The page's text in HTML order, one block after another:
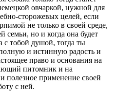
овчаркой, нужной для
сторожевых целей, если
не только в своей среде,
семьи, но и когда она будет
с тобой душой, тогда ты
и истинную радость и
право и основания на
питомник и на
полезное применение своей
с ней.